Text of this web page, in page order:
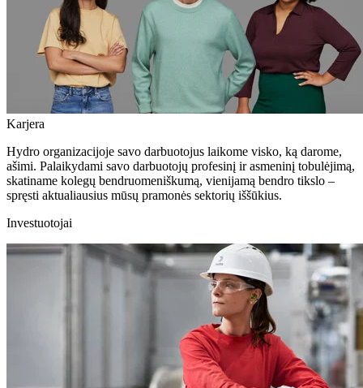
Karjera
Hydro organizacijoje savo darbuotojus laikome visko, ką darome,
ašimi. Palaikydami savo darbuotojų profesinį ir asmeninį tobulėjimą,
skatiname kolegų bendruomeniškumą, vienijamą bendro tikslo –
spręsti aktualiausius mūsų pramonės sektorių iššūkius.
Investuotojai